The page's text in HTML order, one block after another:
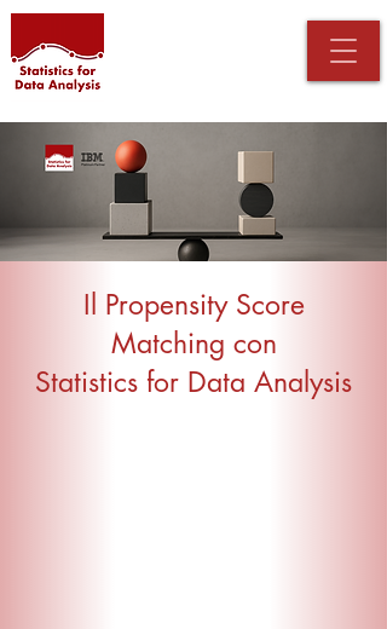
Il Propensity Score
Matching con
Statistics for Data Analysis